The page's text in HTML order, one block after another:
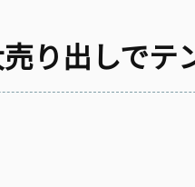
り出しでテ